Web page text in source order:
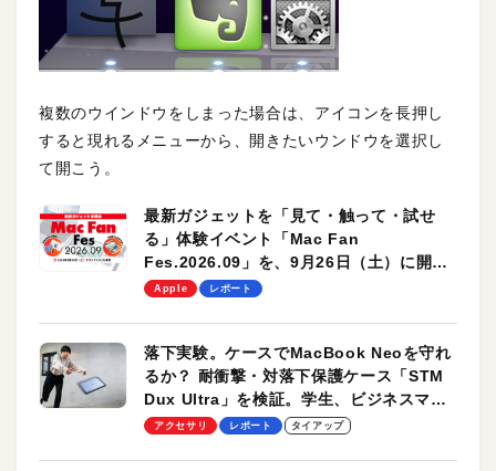
複数のウインドウをしまった場合は、アイコンを長押し
すると現れるメニューから、開きたいウンドウを選択し
て開こう。
最新ガジェットを「見て・触って・試せ
る」体験イベント「Mac Fan
Fes.2026.09」を、9月26日（土）に開催
します！
Apple レポート
落下実験。ケースでMacBook Neoを守れ
るか？ 耐衝撃・対落下保護ケース「STM
Dux Ultra」を検証。学生、ビジネスマン
のモバイルユースに最適！
アクセサリ レポート タイアップ